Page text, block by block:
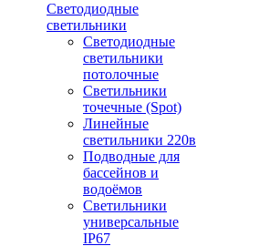
Светодиодные
светильники
Светодиодные
светильники
потолочные
Светильники
точечные (Spot)
Линейные
светильники 220в
Подводные для
бассейнов и
водоёмов
Светильники
универсальные
IP67